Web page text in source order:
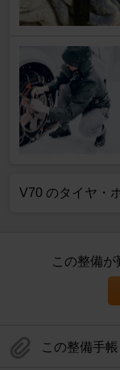
V70 のタイヤ・
この整備が
この整備手